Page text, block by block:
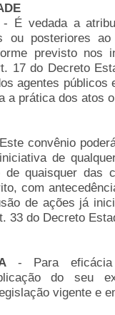
É vedada a
ou posteriores
previsto
17 do Decreto
agentes públicos
a prática dos atos
convênio
de
de quaisquer das
com
de ações já
33 do Decreto
- Para eficácia
do seu
vigente e